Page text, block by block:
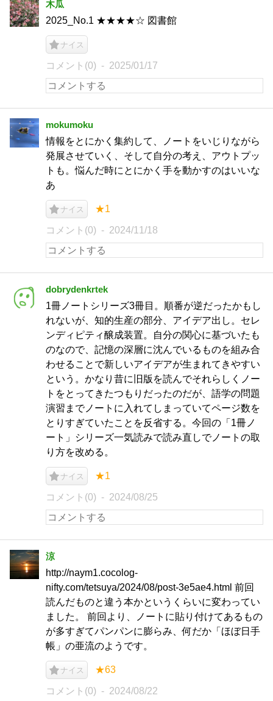
木瓜
2025_No.1 ★★★★☆ 図書館
ナイス
コメント(0) 2025/01/17
mokumoku
情報をとにかく集約して、ノートをいじりながら
発展させていく、そして自分の考え、アウトプッ
トも。悩んだ時にとにかく手を動かすのはいいな
あ
ナイス ★1
コメント(0) 2024/11/18
dobrydenkrtek
1冊ノートシリーズ3冊目。順番が逆だったかもし
れないが、知的生産の部分、アイデア出し。セレ
ンディピティ醸成装置。自分の関心に基づいたも
のなので、記憶の深層に沈んでいるものを組み合
わせることで新しいアイデアが生まれてきやすい
という。かなり昔に旧版を読んでそれらしくノー
トをとってきたつもりだったのだが、語学の問題
演習までノートに入れてしまっていてページ数を
とりすぎていたことを反省する。今回の「1冊ノ
ート」シリーズ一気読みで読み直しでノートの取
り方を改める。
ナイス ★1
コメント(0) 2024/08/25
涼
http://naym1.cocolog-
nifty.com/tetsuya/2024/08/post-3e5ae4.html 前回
読んだものと違う本かというくらいに変わってい
ました。 前回より、ノートに貼り付けてあるもの
が多すぎてパンパンに膨らみ、何だか「ほぼ日手
帳」の亜流のようです。
ナイス ★63
コメント(0) 2024/08/22